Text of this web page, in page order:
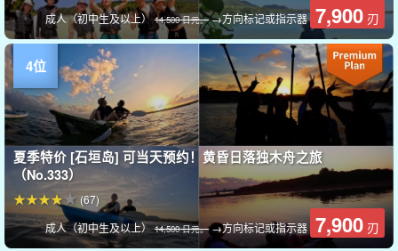
成人（初中生及以上） 14,500 日元。→方向标记或指示器 7,900 刃
夏季特价 [石垣岛] 可当天预约！黄昏日落独木舟之旅
（No.333）
成人（初中生及以上）14,500 日元。→方向标记或指示器 7,900 刃
(67)